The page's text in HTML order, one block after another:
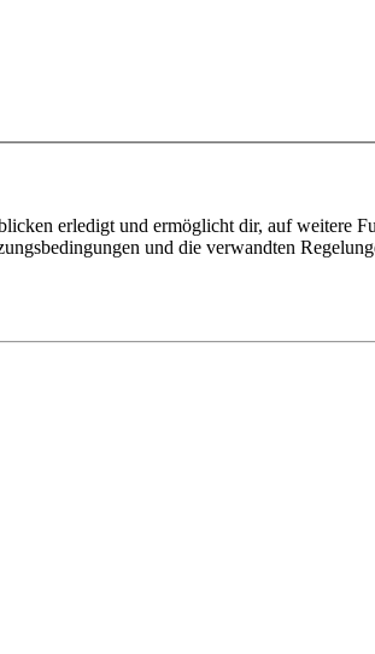
erledigt und ermöglicht dir, auf weitere
und die verwandten